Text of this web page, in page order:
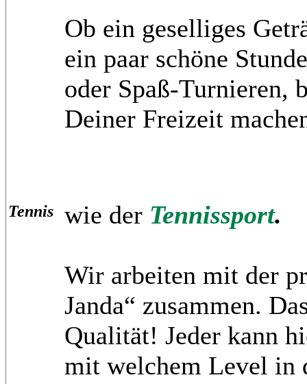
Ob ein geselliges
ein paar schöne
oder Spaß-Turnieren,
Deiner Freizeit
Tennis wie der Tennissport.
Wir arbeiten mit der
Janda“ zusammen.
Qualität! Jeder kann
mit welchem Level in